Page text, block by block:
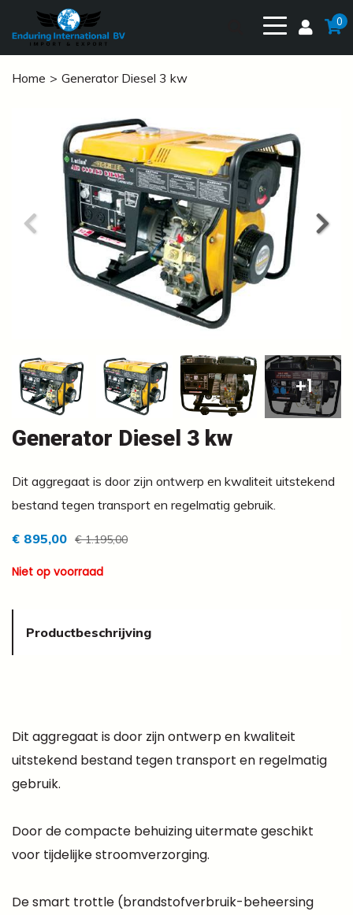
0
Home Generator Diesel 3 kw
+1
Generator Diesel 3 kw
Dit aggregaat is door zijn ontwerp en kwaliteit uitstekend
bestand tegen transport en regelmatig gebruik.
€ 895,00 € 1.195,00
Niet op voorraad
Productbeschrijving
Dit aggregaat is door zijn ontwerp en kwaliteit
uitstekend bestand tegen transport en regelmatig
gebruik.
Door de compacte behuizing uitermate geschikt
voor tijdelijke stroomverzorging.
De smart trottle (brandstofverbruik-beheersing